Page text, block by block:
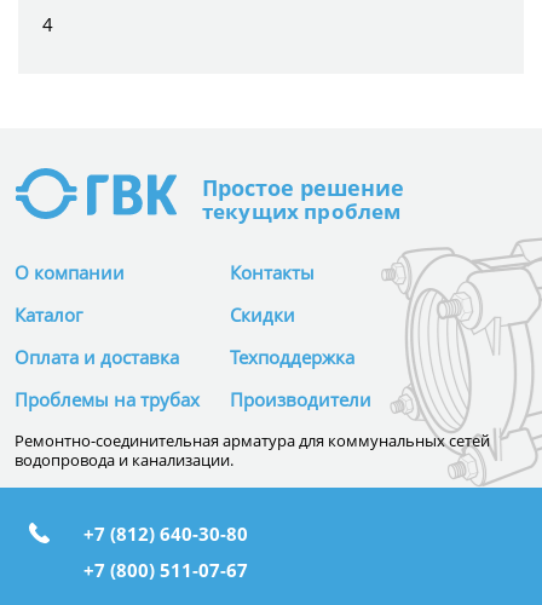
4
Простое решение
текущих проблем
О компании
Каталог
Оплата и доставка
Скидки
Техподдержка
Производители
Проблемы на трубах
Контакты
Ремонтно-соединительная арматура для коммунальных сетей
водопровода и канализации.
+7 (812) 640-30-80
+7 (800) 511-07-67